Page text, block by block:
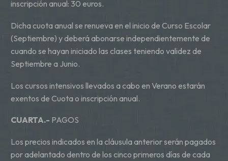
inscripción anual: 30 euros.
Dicha cuota anual se renueva en el inicio de Curso Escolar
(Septiembre) y deberá abonarse independientemente de
cuando se hayan iniciado las clases teniendo validez de
Septiembre a Junio.
Los cursos intensivos llevados a cabo en Verano estarán
exentos de Cuota o inscripción anual.
CUARTA.- PAGOS
Los precios indicados en la cláusula anterior serán pagados
por adelantado dentro de los cinco primeros días de cada